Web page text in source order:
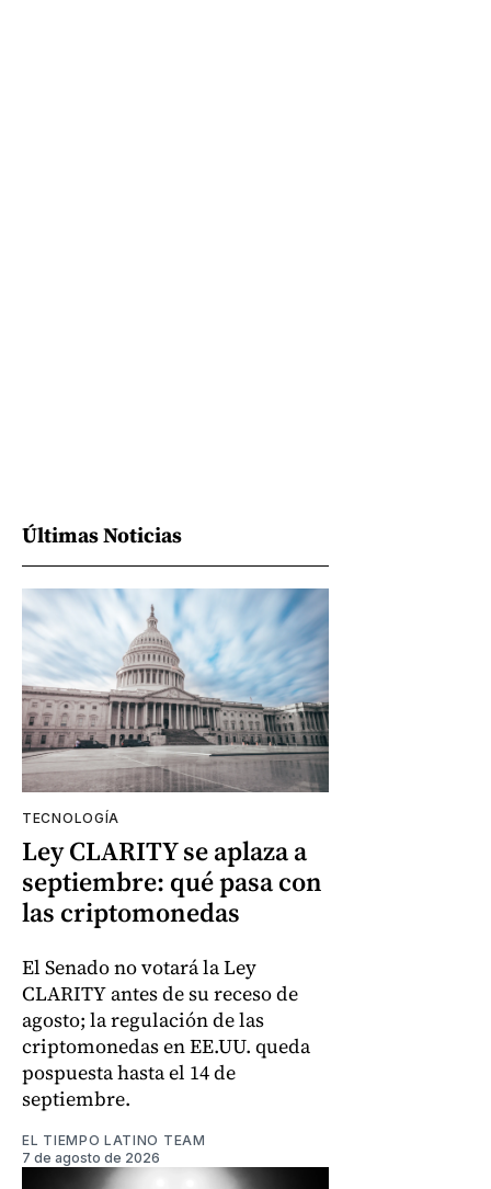
Últimas Noticias
TECNOLOGÍA
Ley CLARITY se aplaza a
septiembre: qué pasa con
las criptomonedas
El Senado no votará la Ley
CLARITY antes de su receso de
agosto; la regulación de las
criptomonedas en EE.UU. queda
pospuesta hasta el 14 de
septiembre.
EL TIEMPO LATINO TEAM
7 de agosto de 2026